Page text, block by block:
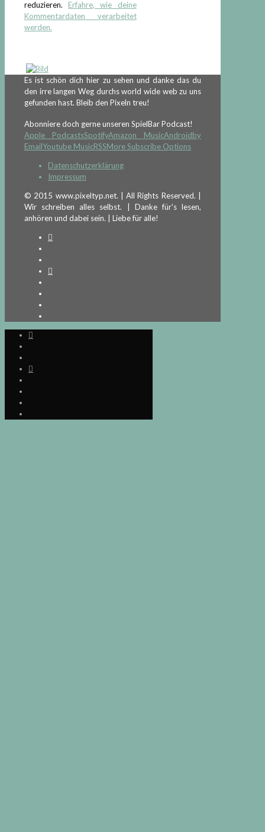
reduzieren. Erfahre, wie deine
Kommentardaten verarbeitet
werden.
Es ist schön dich hier zu sehen und danke das du
den irre langen Weg durchs world wide web zu uns
gefunden hast. Bleib den Pixeln treu!
Abonniere doch gerne unseren SpielBar Podcast!
Apple PodcastsSpotifyAmazon MusicAndroidby
EmailYoutube MusicRSSMore Subscribe Options
Datenschutzerklärung
Impressum
© 2015 www.pixeltyp.net. | All Rights Reserved. |
Wir schreiben alles selbst. | Danke für's lesen,
anhören und dabei sein. | Liebe für alle!